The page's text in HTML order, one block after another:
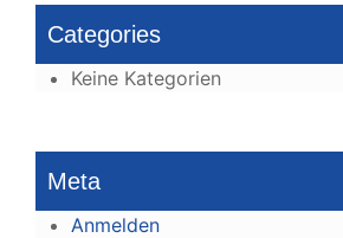
Categories
Keine Kategorien
Meta
Anmelden